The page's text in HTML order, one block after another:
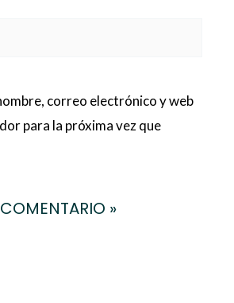
correo electrónico y web
para la próxima vez que